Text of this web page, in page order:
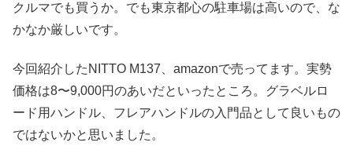
クルマでも買うか。でも東京都心の駐車場は高いので、な
かなか厳しいです。
今回紹介したNITTO M137、amazonで売ってます。実勢
価格は8〜9,000円のあいだといったところ。グラベルロ
ード用ハンドル、フレアハンドルの入門品として良いもの
ではないかと思いました。